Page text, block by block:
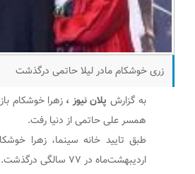
زری خوشکام مادر لیلا حاتمی درگذشت
به گزارش پلان نیوز ، زهرا خوشکام
همسر علی حاتمی از دنیا رفت.
اردیبهشت‌ماه در ۷۷ سالگی درگذشت.